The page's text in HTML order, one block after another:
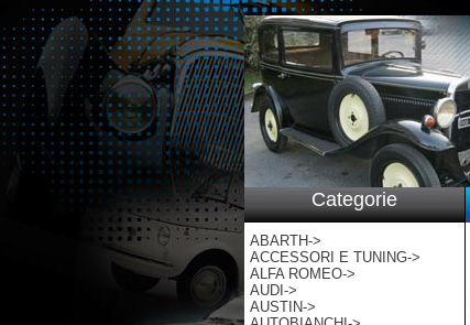
Categorie
ABARTH->
ACCESSORI E TUNING->
ALFA ROMEO->
AUDI->
AUSTIN->